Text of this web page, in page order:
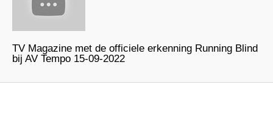
TV Magazine met de officiele erkenning Running Blind
bij AV Tempo 15-09-2022